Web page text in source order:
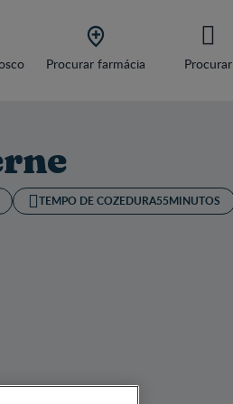

Procurar farmácia Procurar
TEMPO DE COZEDURA​55MINUTOS